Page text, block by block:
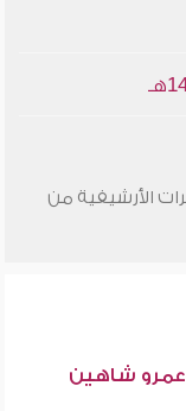
الأرشيفية من
شاهين